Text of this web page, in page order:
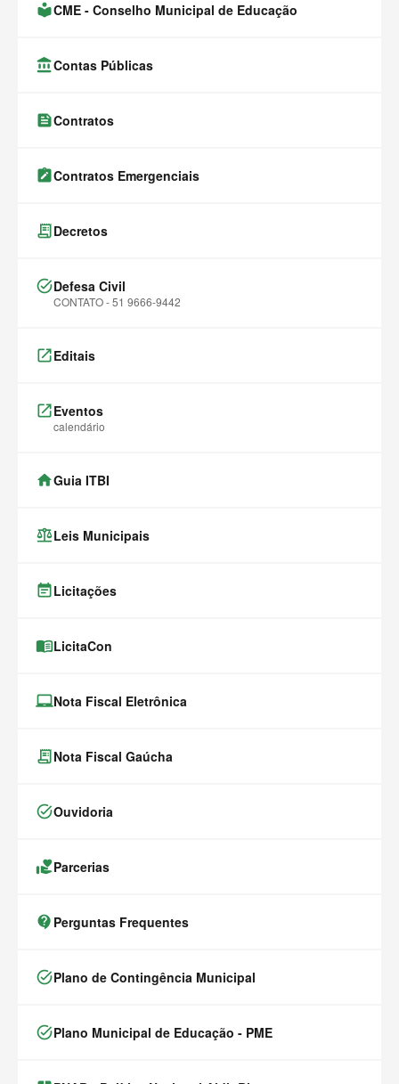
local_libraryCME - Conselho Municipal de Educação
account_balanceContas Públicas
feedContratos
note_altContratos Emergenciais
receipt_long Decretos
task_altDefesa Civil
CONTATO - 51 9666-9442
launchEditais
launchEventos
calendário
homeGuia ITBI
balanceLeis Municipais
event_noteLicitações
menu_bookLicitaCon
laptop_chromebookNota Fiscal Eletrônica
receipt_long Nota Fiscal Gaúcha
task_altOuvidoria
volunteer_activismParcerias
contact_support Perguntas Frequentes
task_altPlano de Contingência Municipal
task_altPlano Municipal de Educação - PME